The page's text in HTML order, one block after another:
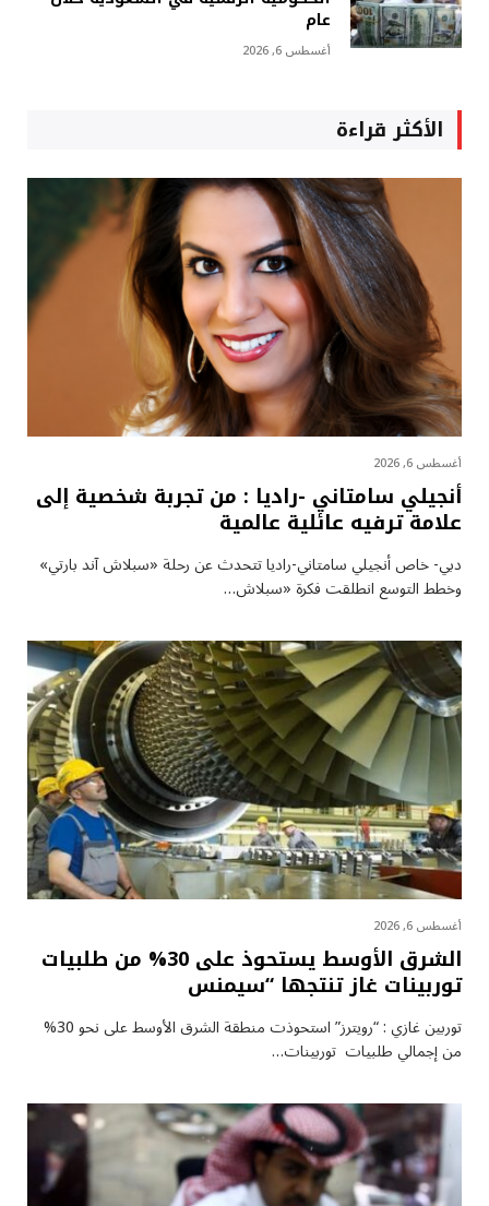
عام
أغسطس 6, 2026
الأكثر قراءة
أغسطس 6, 2026
أنجيلي سامتاني -راديا : من تجربة شخصية إلى
علامة ترفيه عائلية عالمية
دبي- خاص أنجيلي سامتاني-راديا تتحدث عن رحلة «سبلاش آند بارتي»
وخطط التوسع انطلقت فكرة «سبلاش…
أغسطس 6, 2026
الشرق الأوسط يستحوذ على 30% من طلبيات
توربينات غاز تنتجها “سيمنس
توربين غازي : “رويترز” استحوذت منطقة الشرق الأوسط على نحو 30%
من إجمالي طلبيات توربينات…